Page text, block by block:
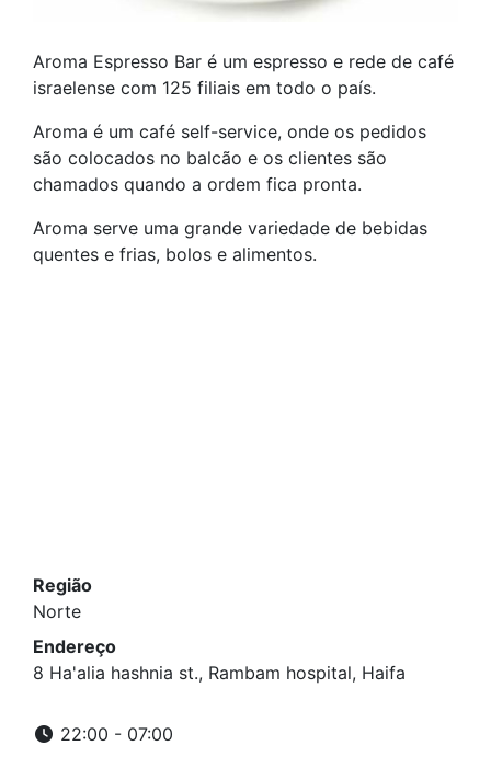
Aroma Espresso Bar é um espresso e rede de café
israelense com 125 filiais em todo o país.
Aroma é um café self-service, onde os pedidos
são colocados no balcão e os clientes são
chamados quando a ordem fica pronta.
Aroma serve uma grande variedade de bebidas
quentes e frias, bolos e alimentos.
Região
Norte
Endereço
8 Ha'alia hashnia st., Rambam hospital, Haifa
22:00 - 07:00